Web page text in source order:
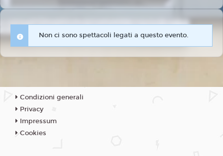
Non ci sono spettacoli legati a questo evento.
Condizioni generali
Privacy
Impressum
Cookies